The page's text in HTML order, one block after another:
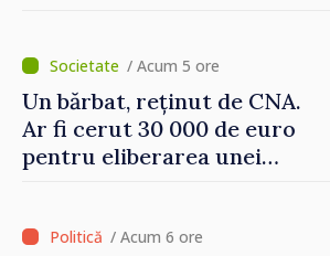
europeană”/ Acum 5 ore
Un bărbat, reținut de CNA.
Ar fi cerut 30 000 de euro
pentru eliberarea unei
/ Acum 6 ore